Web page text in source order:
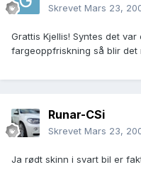
Skrevet Mars 23,
Grattis Kjellis! Syntes det
fargeoppfriskning så blir det
Runar-CSi
Skrevet Mars 23,
Ja rødt skinn i svart bil er